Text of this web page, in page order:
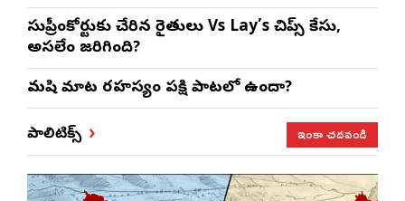
సుప్రీంకోర్టుకు చేరిన రైతులు Vs Lay’s చిప్స్‌ కేసు,
అసలేం జరిగింది?
మనిషి మాట రహస్యం పక్షి పాటలో ఉందా?
పాలిటిక్స్ ఇంకా చదవండి